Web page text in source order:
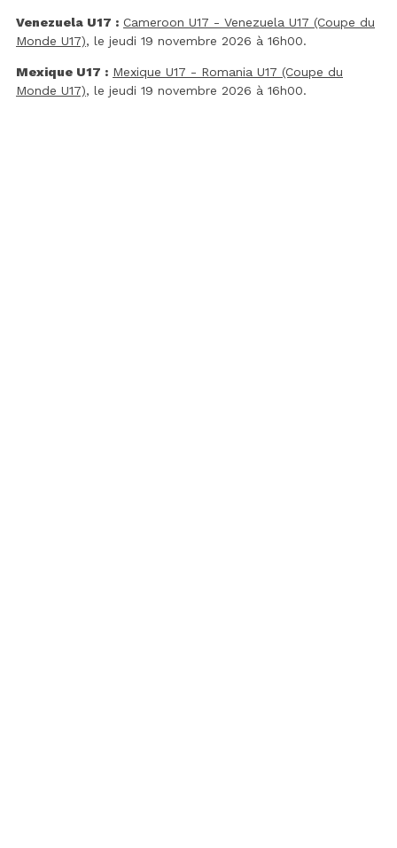
Venezuela U17 : Cameroon U17 - Venezuela U17 (Coupe du
Monde U17), le jeudi 19 novembre 2026 à 16h00.
Mexique U17 : Mexique U17 - Romania U17 (Coupe du
Monde U17), le jeudi 19 novembre 2026 à 16h00.